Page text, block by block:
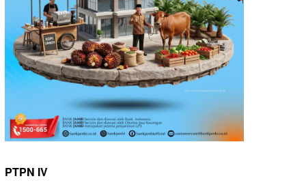
PTPN IV